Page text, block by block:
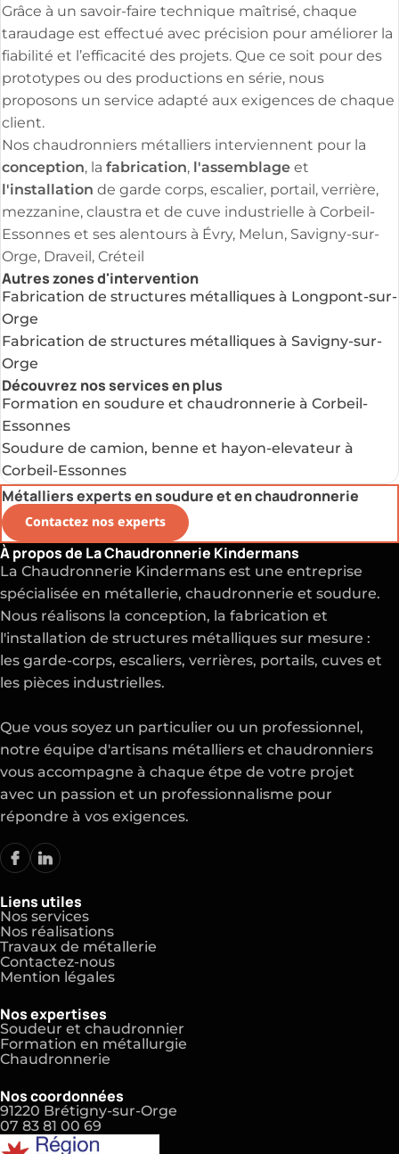
Grâce à un savoir-faire technique maîtrisé, chaque
taraudage est effectué avec précision pour améliorer la
fiabilité et l’efficacité des projets. Que ce soit pour des
prototypes ou des productions en série, nous
proposons un service adapté aux exigences de chaque
client.
Nos chaudronniers métalliers interviennent pour la
conception, la fabrication, l'assemblageet
l'installation de garde corps, escalier, portail, verrière,
mezzanine, claustra et de cuve industrielle à Corbeil-
Essonnes et ses alentours à Évry, Melun, Savigny-sur-
Orge, Draveil, Créteil
Autres zones d'intervention
Fabrication de structures métalliques à Longpont-sur-
Orge
Fabrication de structures métalliques à Savigny-sur-
Orge
Découvrez nos services en plus
Formation en soudure et chaudronnerie à Corbeil-
Essonnes
Soudure de camion, benne et hayon-elevateur à
Corbeil-Essonnes
Métalliers experts en soudure et en chaudronnerie
Contactez nos experts
À propos de La Chaudronnerie Kindermans
La Chaudronnerie Kindermans est une entreprise
spécialisée en métallerie, chaudronnerie et soudure.
Nous réalisons la conception, la fabrication et
l'installation de structures métalliques sur mesure :
les garde-corps, escaliers, verrières, portails, cuves et
les pièces industrielles.
Que vous soyez un particulier ou un professionnel,
notre équipe d'artisans métalliers et chaudronniers
vous accompagne à chaque étpe de votre projet
avec un passion et un professionnalisme pour
répondre à vos exigences.
Liens utiles
Nos services
Nos réalisations
Travaux de métallerie
Contactez-nous
Mention légales
Nos expertises
Soudeur et chaudronnier
Formation en métallurgie
Chaudronnerie
Nos coordonnées
91220 Brétigny-sur-Orge
07 83 81 00 69